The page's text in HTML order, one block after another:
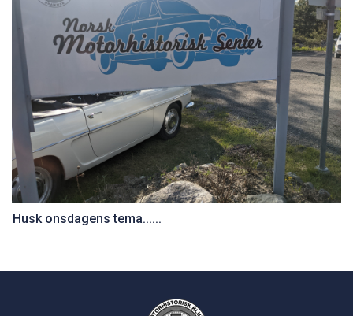
Husk onsdagens tema......